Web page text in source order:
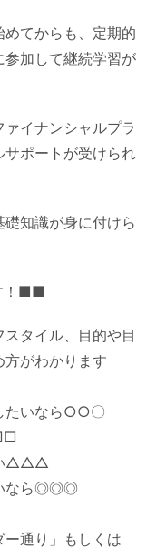
てからも、定期的
加して継続学習が
イナンシャルプラ
サポートが受けられ
礎知識が身に付けら
！■■
スタイル、目的や目
がわかります
たいなら○○〇
い△△△
いなら◎◎◎
ー通り」もしくは